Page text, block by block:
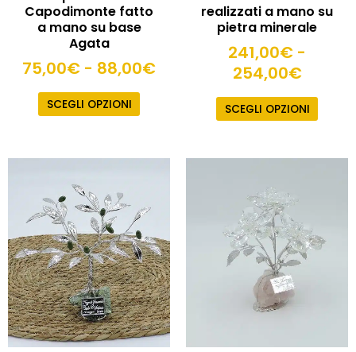
Capodimonte fatto
a mano su base
Agata
75,00€ - 88,00€
SCEGLI OPZIONI
prodotto
realizzati a mano su
pietra minerale
241,00€ -
254,00€
SCEGLI OPZIONI